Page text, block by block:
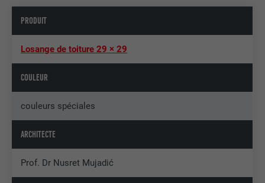
PRODUIT
Losange de toiture 29 × 29
COULEUR
couleurs spéciales
ARCHITECTE
Prof. Dr Nusret Mujadić